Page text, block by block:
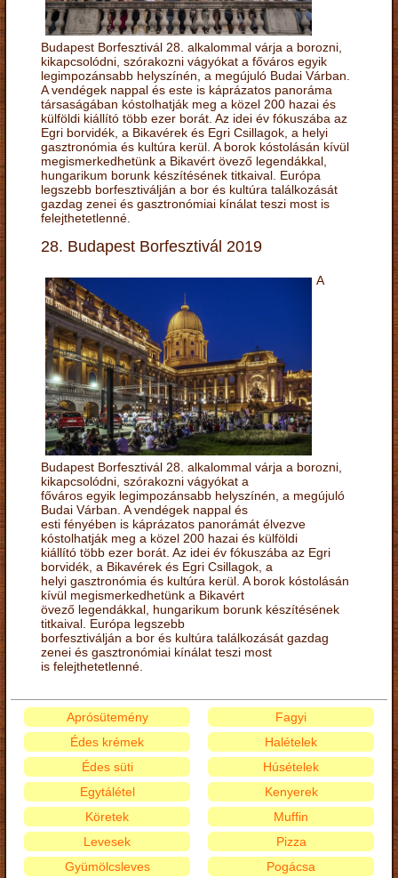
Budapest Borfesztivál 28. alkalommal várja a borozni,
kikapcsolódni, szórakozni vágyókat a főváros egyik
legimpozánsabb helyszínén, a megújuló Budai Várban.
A vendégek nappal és este is káprázatos panoráma
társaságában kóstolhatják meg a közel 200 hazai és
külföldi kiállító több ezer borát. Az idei év fókuszába az
Egri borvidék, a Bikavérek és Egri Csillagok, a helyi
gasztronómia és kultúra kerül. A borok kóstolásán kívül
megismerkedhetünk a Bikavért övező legendákkal,
hungarikum borunk készítésének titkaival. Európa
legszebb borfesztiválján a bor és kultúra találkozását
gazdag zenei és gasztronómiai kínálat teszi most is
felejthetetlenné.
28. Budapest Borfesztivál 2019
A
Budapest Borfesztivál 28. alkalommal várja a borozni,
kikapcsolódni, szórakozni vágyókat a
főváros egyik legimpozánsabb helyszínén, a megújuló
Budai Várban. A vendégek nappal és
esti fényében is káprázatos panorámát élvezve
kóstolhatják meg a közel 200 hazai és külföldi
kiállító több ezer borát. Az idei év fókuszába az Egri
borvidék, a Bikavérek és Egri Csillagok, a
helyi gasztronómia és kultúra kerül. A borok kóstolásán
kívül megismerkedhetünk a Bikavért
övező legendákkal, hungarikum borunk készítésének
titkaival. Európa legszebb
borfesztiválján a bor és kultúra találkozását gazdag
zenei és gasztronómiai kínálat teszi most
is felejthetetlenné.
Aprósütemény
Édes krémek
Édes süti
Egytálétel
Fagyi
Halételek
Húsételek
Kenyerek
Köretek
Levesek
Gyümölcsleves
Muffin
Pizza
Pogácsa